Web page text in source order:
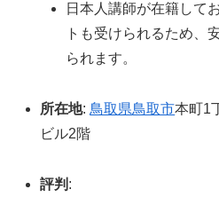
日本人講師が在籍して
トも受けられるため、
られます。
所在地: 鳥取県鳥取市本町1
ビル2階
評判 :